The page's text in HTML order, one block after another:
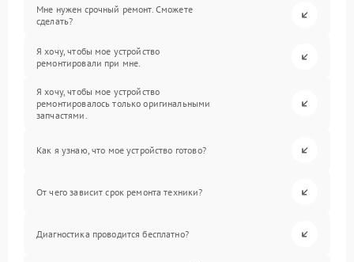
Мне нужен срочный ремонт. Сможете
сделать?
Я хочу, чтобы мое устройство
ремонтировали при мне.
Я хочу, чтобы мое устройство
ремонтировалось только оригинальными
запчастями.
Как я узнаю, что мое устройство готово?
От чего зависит срок ремонта техники?
Диагностика проводится бесплатно?